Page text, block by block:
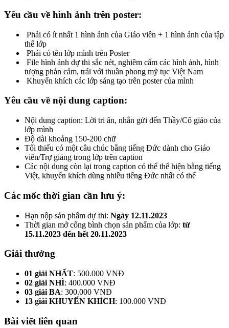
Yêu cầu về hình ảnh trên poster:
Phải có ít nhất 1 hình ảnh của Giáo viên + 1 hình ảnh của tập
thể lớp
Phải có tên lớp mình trên Poster
File hình ảnh dự thi sắc nét, nghiêm cấm các hình ảnh, hình
tượng phản cảm, trái với thuần phong mỹ tục Việt Nam
Khuyến khích các lớp sáng tạo trên poster của mình
Yêu cầu về nội dung caption:
Nội dung caption: Lời tri ân, nhắn gửi đến Thầy/Cô giáo của
lớp mình
Độ dài khoảng 150-200 chữ
Tối thiểu có một câu chúc bằng tiếng Đức dành cho Giáo
viên/Trợ giảng trong lớp trên caption
Các nội dung còn lại trong caption có thể thể hiện bằng tiếng
Việt, khuyến khích dùng nhiều tiếng Đức nhất có thể
Các mốc thời gian cần lưu ý:
Hạn nộp sản phẩm dự thi: Ngày 12.11.2023
Thời gian mở cổng bình chọn sản phẩm của lớp: từ
15.11.2023 đến hết 20.11.2023
Giải thưởng
01 giải NHẤT: 500.000 VNĐ
02 giải NHÌ: 400.000 VNĐ
03 giải BA: 300.000 VNĐ
13 giải KHUYẾN KHÍCH: 100.000 VNĐ
Bài viết liên quan